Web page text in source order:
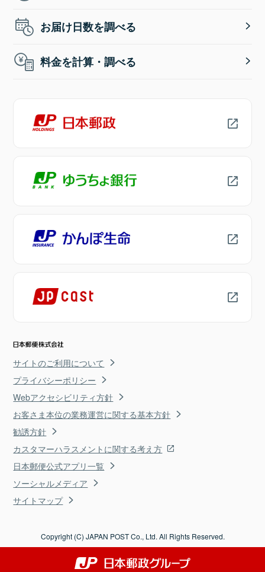
お届け日数を調べる
料金を計算・調べる
サイトのご利用について
プライバシーポリシー
Webアクセシビリティ方針
お客さま本位の業務運営に関する基本方針
勧誘方針
カスタマーハラスメントに関する考え方
日本郵便公式アプリ一覧
ソーシャルメディア
サイトマップ
Copyright (C) JAPAN POST Co., Ltd. All Rights Reserved.